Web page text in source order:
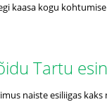
kaasa kogu
Tartu
naiste esiliigas